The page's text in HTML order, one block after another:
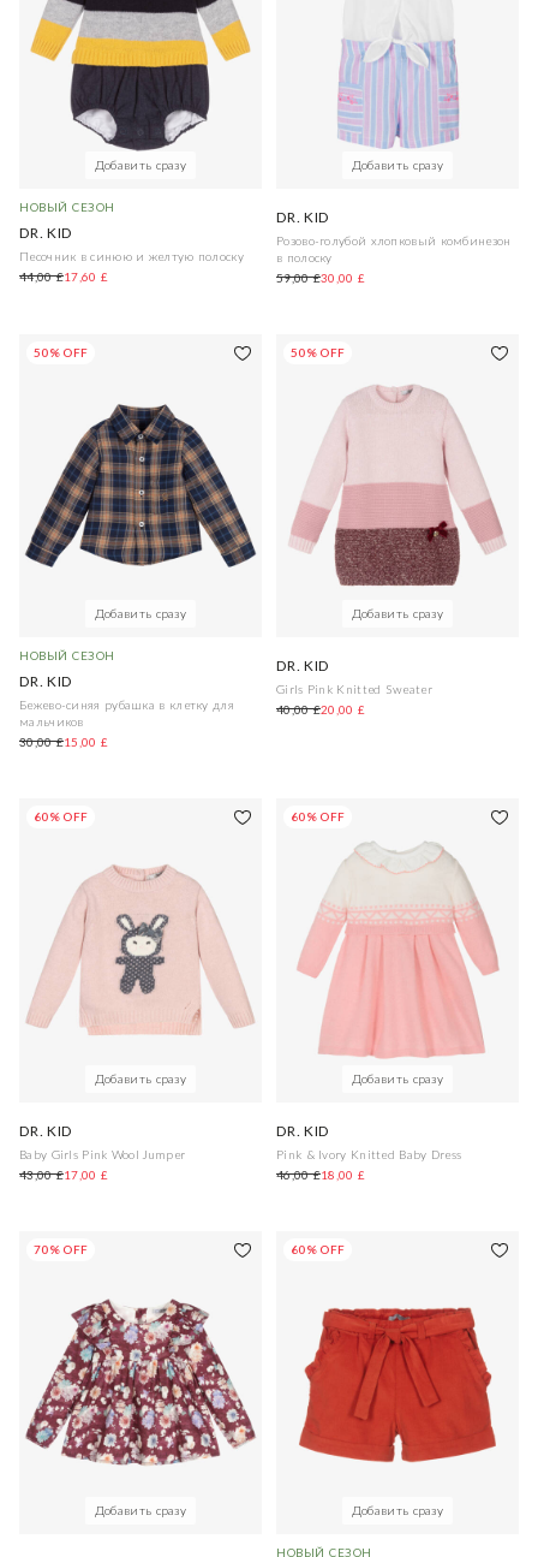
Добавить сразу
НОВЫЙ СЕЗОН
DR. KID
Песочник в синюю и желтую полоску
44,00 £17,60 £
Добавить сразу
DR. KID
Розово-голубой хлопковый комбинезон
в полоску
59,00 £30,00 £
50% OFF
Добавить сразу
НОВЫЙ СЕЗОН
DR. KID
Бежево-синяя рубашка в клетку для
мальчиков
30,00 £15,00 £
50% OFF
Добавить сразу
DR. KID
Girls Pink Knitted Sweater
40,00 £20,00 £
60% OFF
Добавить сразу
DR. KID
Baby Girls Pink Wool Jumper
43,00 £17,00 £
60% OFF
Добавить сразу
DR. KID
Pink & Ivory Knitted Baby Dress
46,00 £18,00 £
70% OFF
Добавить сразу
60% OFF
Добавить сразу
НОВЫЙ СЕЗОН